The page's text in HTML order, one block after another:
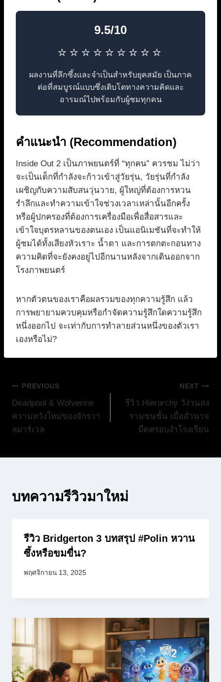
9.5/10
⭐⭐⭐⭐⭐⭐⭐⭐⭐
ผลงานที่ลึกซึ้งและจำเป็นสำหรับยุคสมัย เป็นภาค
ต่อที่สมบูรณ์แบบซึ่งเติบโตทางความคิดและ
อารมณ์ไปพร้อมกับผู้ชมทุกคน
คำแนะนำ (Recommendation)
Inside Out 2 เป็นภาพยนตร์ที่ “ทุกคน” ควรชม ไม่ว่า
จะเป็นเด็กที่กำลังจะก้าวเข้าสู่วัยรุ่น, วัยรุ่นที่กำลัง
เผชิญกับความสับสนวุ่นวาย, ผู้ใหญ่ที่ต้องการหวน
รำลึกและทำความเข้าใจช่วงเวลาเหล่านั้นอีกครั้ง
หรือผู้ปกครองที่ต้องการเครื่องมือเพื่อสื่อสารและ
เข้าใจบุตรหลานของตนเอง เป็นแอนิเมชันที่จะทำให้
ผู้ชมได้ทั้งเสียงหัวเราะ น้ำตา และการตกตะกอนทาง
ความคิดที่จะยังคงอยู่ไปอีกนานหลังจากเดินออกจาก
โรงภาพยนตร์
หากตัวตนของเราคือผลรวมของทุกความรู้สึก แล้ว
การพยายามควบคุมหรือกำจัดความรู้สึกใดความรู้สึก
หนึ่งออกไป จะเท่ากับการทำลายส่วนหนึ่งของตัวเรา
เองหรือไม่?
แนะแนว
เรื่อง
PREVIOUS
Deadpool & Wolverine
ความหวังใหม่ของจักรวา
ลมาร์เวล
NEXT
รีวิว Hierarchy วังวนสง
รามชนชั้น เมื่ออำนาจ
มืดครอบงำโรงเรียน
บทความรีวิวมาใหม่
รีวิว Bridgerton 3 บทสรุป #Polin หวาน
ซึ้งหรือขมขื่น?
พฤศจิกายน 13, 2025